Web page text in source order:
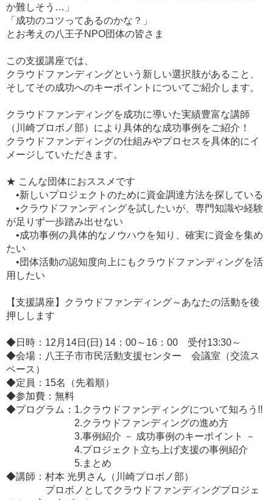
か難しそう…」
「成功のコツってあるのかな？」
とお考えの八王子NPO団体の皆さま
この支援講座では、
クラウドファンディングという新しい選択肢があること、
そしてその成功へのキーポイントについてご紹介します。
クラウドファンディングを成功に導いた実績豊富な講師
（川崎プロボノ部）により具体的な成功事例をご紹介！
クラウドファンディングの仕組みやプロセスを具体的にイ
メージしていただきます。
★ こんな団体におススメです
•新しいプロジェクトのために資金調達方法を探している
•クラウドファンディングを試したいが、専門知識や経験
が足りず一歩踏み出せない
•成功事例の具体的なノウハウを知り、確実に資金を集め
たい
•団体活動の認知度向上にもクラウドファンディングを活
用したい
【支援講座】クラウドファンディング～あなたの活動を後
押しします
◆日時：12月14日(日) 14：00～16：00 受付13:30～
◆会場：八王子市市民活動支援センター 会議室（交流ス
ペース）
◆定員：15名（先着順）
◆参加費：無料
◆プログラム：1.クラウドファンディングについて知ろう!!
2.クラウドファンディングの進め方
3.事例紹介 － 成功事例のキーポイント －
4.プロジェクト立ち上げ支援の事例紹介
5.まとめ
◆講師：村本 光男さん（川崎プロボノ部）
プロボノとしてクラウドファンディングプロジェ